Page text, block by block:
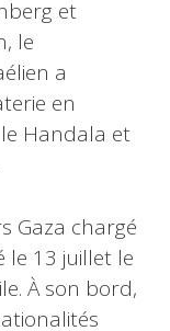
et
le
a
en
Handala et
Gaza chargé
le 13 juillet le
À son bord,